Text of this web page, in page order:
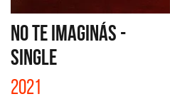
NO TE IMAGINÁS -
SINGLE
2021